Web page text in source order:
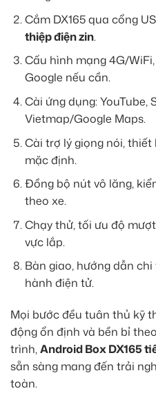
Cắm DX165 qua cổng
thiệp điện zin.
Cấu hình mạng 4G/
Google nếu cần.
Cài ứng dụng: YouTube,
Vietmap/Google Maps.
Cài trợ lý giọng nói,
mặc định.
Đồng bộ nút vô lăng,
theo xe.
Chạy thử, tối ưu độ
vực lắp.
Bàn giao, hướng dẫn
hành điện tử.
Mọi bước đều tuân thủ kỹ
động ổn định và bền bỉ
trình,Android Box DX165
sẵn sàng mang đến trải
toàn.